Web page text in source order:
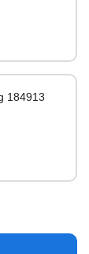
184913